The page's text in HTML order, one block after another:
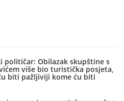
političar: Obilazak skupštine s
više bio turistička posjeta,
biti pažljiviji kome ću biti